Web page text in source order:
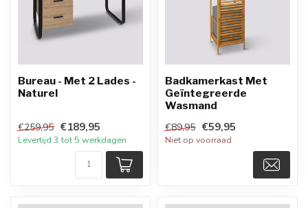
Bureau - Met 2 Lades -
Naturel
€259,95 €189,95
Levertijd 3 tot 5 werkdagen
Badkamerkast Met
Geïntegreerde
Wasmand
€89,95 €59,95
Niet op voorraad